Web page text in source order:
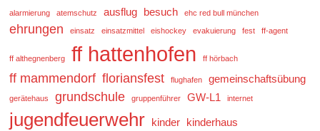
alarmierung atemschutz ausflug besuch ehc red bull münchen
ehrungen einsatz einsatzmittel eishockey evakuierung fest ff-agent
ff althegnenberg ff hattenhofen ff hörbach
ff mammendorf floriansfest flughafen gemeinschaftsübung
gerätehaus grundschule gruppenführer GW-L1 internet
jugendfeuerwehr kinder kinderhaus